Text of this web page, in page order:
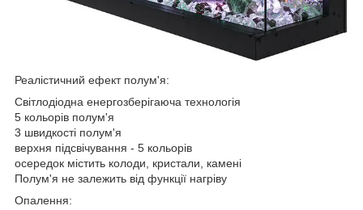
Реалістичний ефект полум'я:
Світлодіодна енергозберігаюча технологія
5 кольорів полум'я
3 швидкості полум'я
верхня підсвічування - 5 кольорів
осередок містить колоди, кристали, камені
Полум'я не залежить від функції нагріву
Опалення: